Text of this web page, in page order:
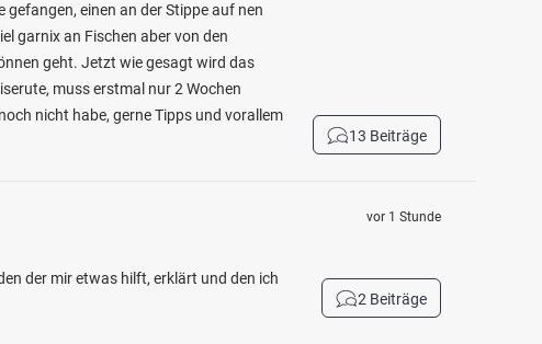
einen an der Stippe auf nen
garnix an Fischen aber von den
geht. Jetzt wie gesagt wird das
muss erstmal nur 2 Wochen
nicht habe, gerne Tipps und vorallem
13 Beiträge
der mir etwas hilft, erklärt und den ich
vor 1 Stunde
2 Beiträge